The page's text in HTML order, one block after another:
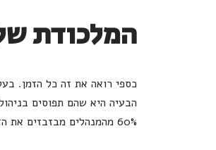
המלכודת
הבעיה היא שהם תפוסים
60% מהמנהלים מבזבזים את הזמן שלהם על משימות שלא תורמות לצמיחה האמיתית של העסק.